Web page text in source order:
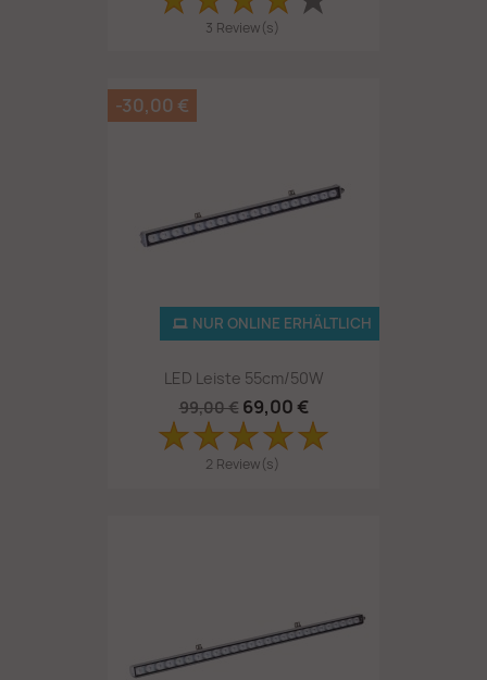
3 Review(s)
LED Leiste 55cm/50W
99,00 € 69,00 €
2 Review(s)
NUR ONLINE ERHÄLTLICH
-30,00 €